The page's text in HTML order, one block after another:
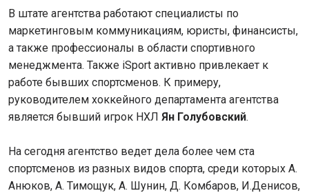
В штате агентства работают специалисты по
маркетинговым коммуникациям, юристы, финансисты,
а также профессионалы в области спортивного
менеджмента. Также iSport активно привлекает к
работе бывших спортсменов. К примеру,
руководителем хоккейного департамента агентства
является бывший игрок НХЛ Ян Голубовский.
На сегодня агентство ведет дела более чем ста
спортсменов из разных видов спорта, среди которых А.
Анюков, А. Тимощук, А. Шунин, Д. Комбаров, И.Денисов,